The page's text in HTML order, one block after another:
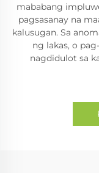
mababang
pagsasanay na
kalusugan. Sa
ng lakas, o
nagdidulot sa